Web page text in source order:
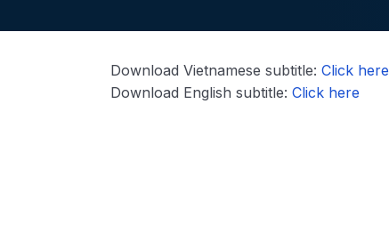
Download Vietnamese subtitle:Click here
Download English subtitle:Click here